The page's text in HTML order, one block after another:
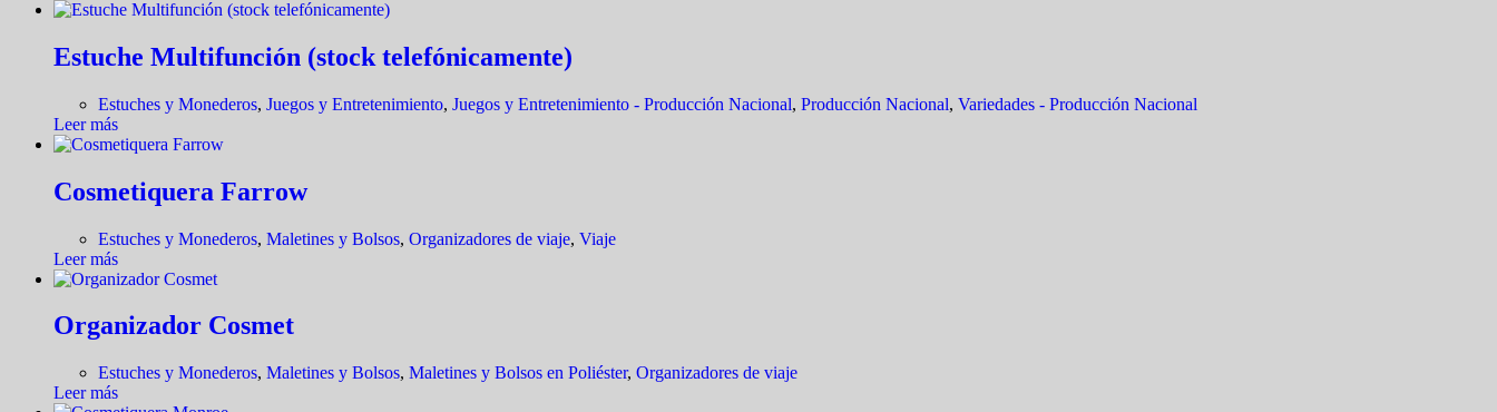
Estuche Multifunción (stock telefónicamente)
Estuches y Monederos, Juegos y Entretenimiento, Juegos y Entretenimiento - Producción Nacional, Producción Nacional, Variedades - Producción Nacional
Leer más
Cosmetiquera Farrow
Estuches y Monederos, Maletines y Bolsos, Organizadores de viaje, Viaje
Leer más
Organizador Cosmet
Estuches y Monederos, Maletines y Bolsos, Maletines y Bolsos en Poliéster, Organizadores de viaje
Leer más